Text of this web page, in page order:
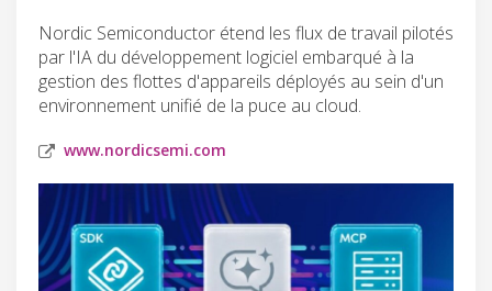
Nordic Semiconductor étend les flux de travail pilotés
par l'IA du développement logiciel embarqué à la
gestion des flottes d'appareils déployés au sein d'un
environnement unifié de la puce au cloud.
www.nordicsemi.com